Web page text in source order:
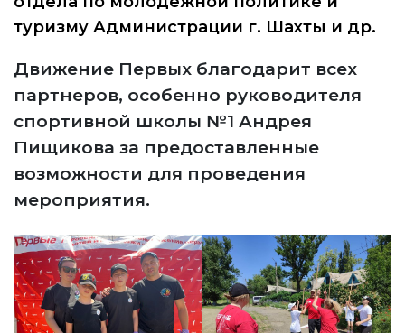
туризму Администрации г. Шахты и др.
Движение Первых благодарит всех
партнеров, особенно руководителя
спортивной школы №1 Андрея
Пищикова за предоставленные
возможности для проведения
мероприятия.